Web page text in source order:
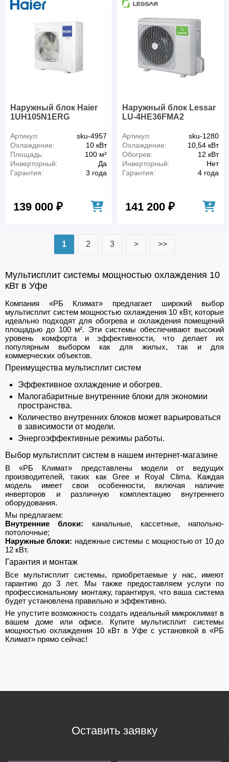
Наружный блок Haier
1UH105N1ERG
Артикул:
sku-4957
Охлаждение:
10 кВт
Площадь:
100 м²
Инверторный:
Да
Гарантия:
3 года
139 000 ₽
Наружный блок Lessar
LU-4HE36FMA2
Артикул:
sku-1280
Охлаждение:
10,54 кВт
Обогрев:
12 кВт
Инверторный:
Нет
Гарантия:
4 года
141 200 ₽
1 2 3 > >>
Мультисплит системы мощностью охлаждения 10
кВт в Уфе
Компания «РБ Климат» предлагает широкий выбор
мультисплит систем мощностью охлаждения 10 кВт, которые
идеально подходят для обогрева и охлаждения помещений
площадью до 100 м². Эти системы обеспечивают высокий
уровень комфорта и эффективности, что делает их
популярным выбором как для жилых, так и для
коммерческих объектов.
Преимущества мультисплит систем
Эффективное охлаждение и обогрев.
Малогабаритные внутренние блоки для экономии
пространства.
Количество внутренних блоков может варьироваться
в зависимости от модели.
Энергоэффективные режимы работы.
Выбор мультисплит систем в нашем интернет-магазине
В «РБ Климат» представлены модели от ведущих
производителей, таких как Gree и Royal Clima. Каждая
модель имеет свои особенности, включая наличие
инверторов и различную комплектацию внутреннего
оборудования.
Мы предлагаем:
Внутренние блоки: канальные, кассетные, напольно-
потолочные;
Наружные блоки: надежные системы с мощностью от 10 до
12 кВт.
Гарантия и монтаж
Все мультисплит системы, приобретаемые у нас, имеют
гарантию до 3 лет. Мы также предоставляем услуги по
профессиональному монтажу, гарантируя, что ваша система
будет установлена правильно и эффективно.
Не упустите возможность создать идеальный микроклимат в
вашем доме или офисе. Купите мультисплит системы
мощностью охлаждения 10 кВт в Уфе с установкой в «РБ
Климат» прямо сейчас!
Оставить заявку